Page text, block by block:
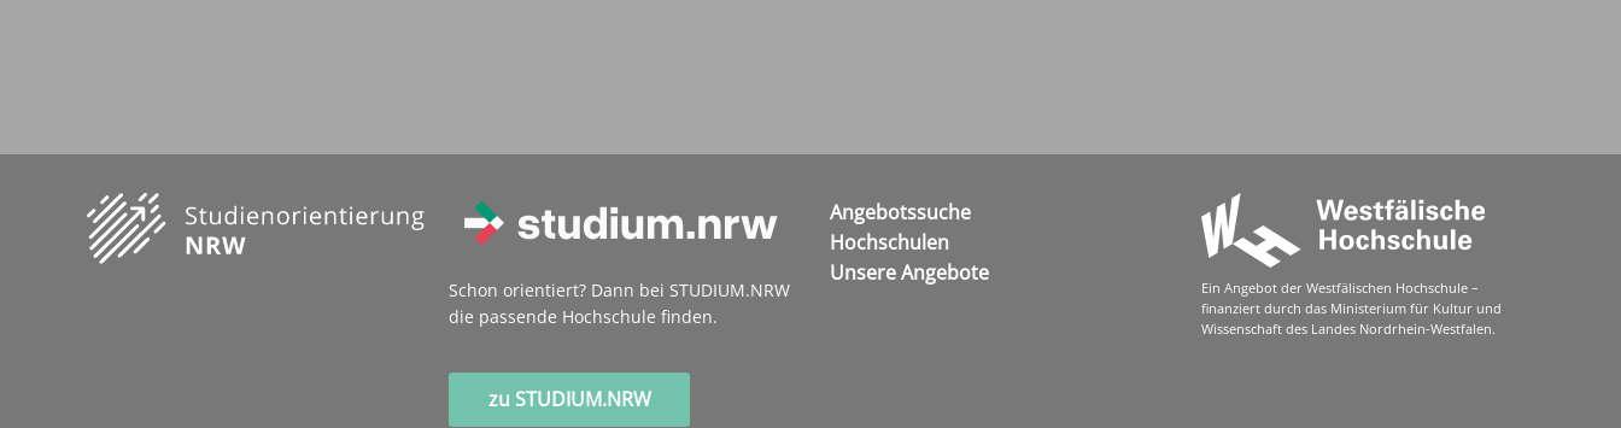
Schon orientiert? Dann bei STUDIUM.NRW
die passende Hochschule finden.
zu STUDIUM.NRW
Angebotssuche
Hochschulen
Unsere Angebote
Ein Angebot der Westfälischen Hochschule –
finanziert durch das Ministerium für Kultur und
Wissenschaft des Landes Nordrhein-Westfalen.